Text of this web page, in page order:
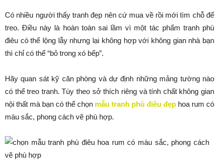
Có nhiều người thấy tranh đẹp nên cứ mua về rồi mới tìm chỗ để
treo. Điều này là hoàn toàn sai lầm vì một tác phẩm tranh phù
điêu có thể lộng lẫy nhưng lại không hợp với không gian nhà bạn
thì chỉ có thể “bỏ trong xó bếp”.
Hãy quan sát kỹ căn phòng và dự định những mảng tường nào
có thể treo tranh. Tùy theo sở thích riêng và tính chất không gian
nội thất mà bạn có thể chọn mẫu tranh phù điêu đẹp hoa rum có
màu sắc, phong cách vẽ phù hợp.